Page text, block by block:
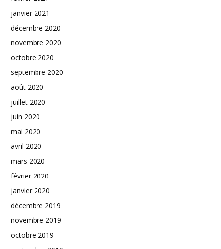
janvier 2021
décembre 2020
novembre 2020
octobre 2020
septembre 2020
août 2020
juillet 2020
juin 2020
mai 2020
avril 2020
mars 2020
février 2020
janvier 2020
décembre 2019
novembre 2019
octobre 2019